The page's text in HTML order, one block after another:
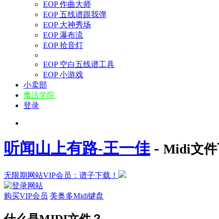
EOP 作曲大师
EOP 五线谱跟我弹
EOP 大神秀场
EOP 瀑布流
EOP 拾音灯
EOP 空白五线谱工具
EOP 小游戏
小卖部
魔法学院
登录
听闻山上有路-王一佳- Midi文
无限期网站VIP会员：谱子下载！
购买VIP会员 美奥多Midi键盘